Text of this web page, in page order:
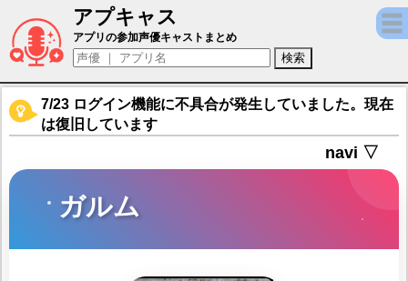
アプキャス
ガルム（声優：岩永悠平)【東京放課後サモ
アプリの参加声優キャストまとめ
7/23 ログイン機能に不具合が発生していました。現在
は復旧しています
navi ▽
ガルム